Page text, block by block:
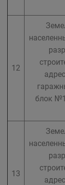
12
блок
13